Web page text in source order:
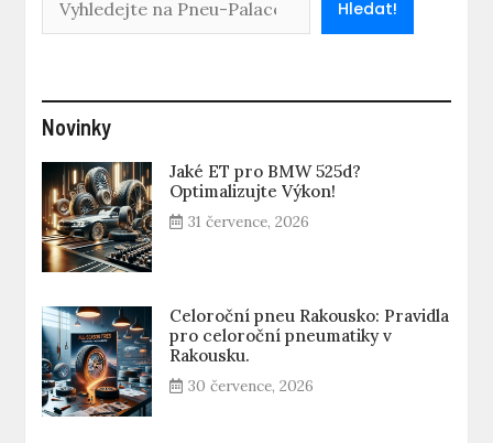
Hledat!
Novinky
Jaké ET pro BMW 525d?
Optimalizujte Výkon!
31 července, 2026
Celoroční pneu Rakousko: Pravidla
pro celoroční pneumatiky v
Rakousku.
30 července, 2026